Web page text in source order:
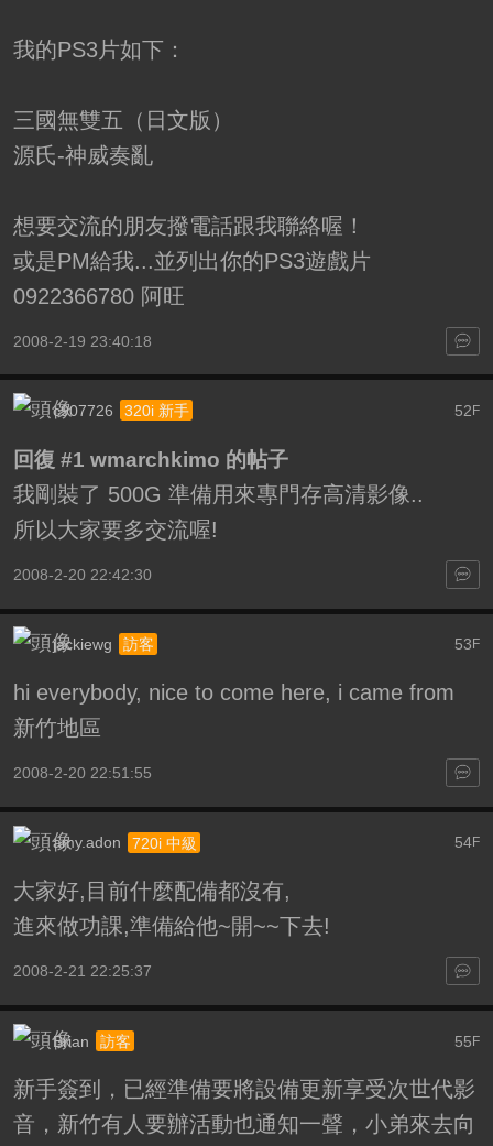
我的PS3片如下：
三國無雙五（日文版）
源氏-神威奏亂
想要交流的朋友撥電話跟我聯絡喔！
或是PM給我...並列出你的PS3遊戲片
0922366780 阿旺
2008-2-19 23:40:18
52 F
c907726 320i 新手
回復 #1 wmarchkimo 的帖子
我剛裝了 500G 準備用來專門存高清影像..
所以大家要多交流喔!
2008-2-20 22:42:30
53 F
jackiewg 訪客
hi everybody, nice to come here, i came from
新竹地區
2008-2-20 22:51:55
54F
amy.adon 720i 中級
大家好,目前什麼配備都沒有,
進來做功課,準備給他~開~~下去!
2008-2-21 22:25:37
55F
Brian 訪客
新手簽到，已經準備要將設備更新享受次世代影
音，新竹有人要辦活動也通知一聲，小弟來去向